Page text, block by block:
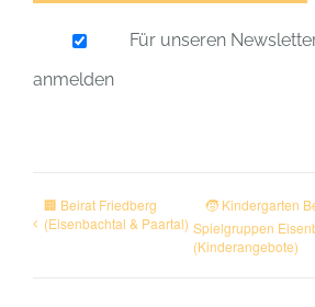
Für unseren
anmelden
🏢 Beirat Friedberg
(Eisenbachtal & Paartal)
🧒 Kindergarten
Spielgruppen
(Kinderangebote)